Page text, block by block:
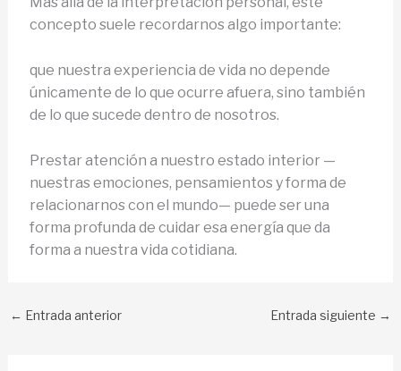
concepto suele recordarnos algo importante:
que nuestra experiencia de vida no depende
únicamente de lo que ocurre afuera, sino también
de lo que sucede dentro de nosotros.
Prestar atención a nuestro estado interior —
nuestras emociones, pensamientos y forma de
relacionarnos con el mundo— puede ser una
forma profunda de cuidar esa energía que da
forma a nuestra vida cotidiana.
← Entrada anterior Entrada siguiente →